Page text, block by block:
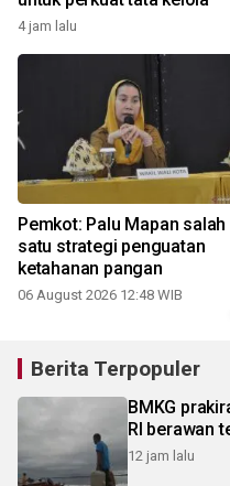
4 jam lalu
Pemkot: Palu Mapan salah
satu strategi penguatan
ketahanan pangan
06 August 2026 12:48 WIB
Berita Terpopuler
BMKG
RI berawan
12 jam lalu